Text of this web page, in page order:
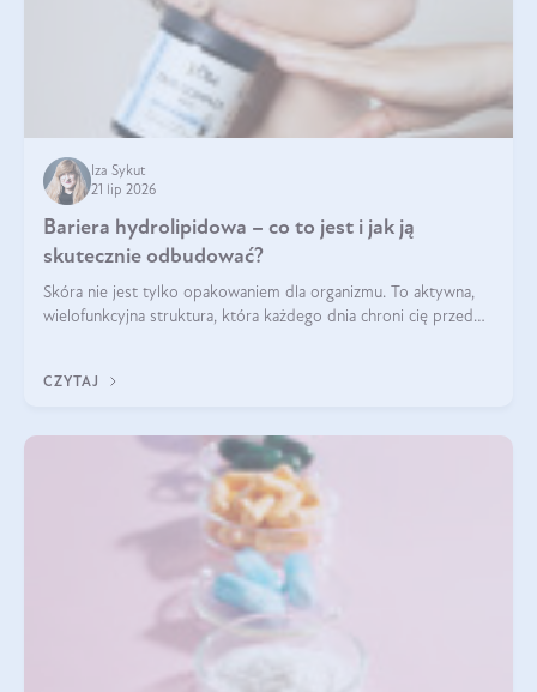
Iza Sykut
21 lip 2026
Bariera hydrolipidowa – co to jest i jak ją
skutecznie odbudować?
Skóra nie jest tylko opakowaniem dla organizmu. To aktywna,
wielofunkcyjna struktura, która każdego dnia chroni cię przed
bariera hydrolipidowa.
CZYTAJ